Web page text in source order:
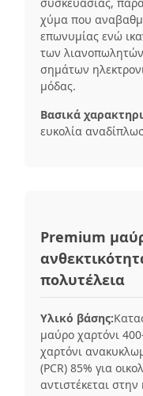
χύμα που
επωνυμίας ενώ
των
σημάτων
μόδας.
Βασικά
ευκολία
Premium
πολυτέλεια
Υλικό βάσης:
μαύρο χαρτόνι
χαρτόνι
(PCR) 85% για
αντιστέκεται